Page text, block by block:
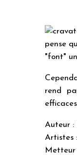
pense
"font"
rend
Auteur :
Artistes
Metteur